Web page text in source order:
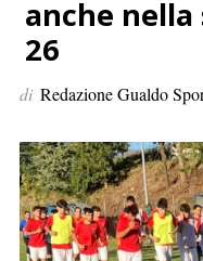
e
:
anche nella
26
di Redazione Gualdo